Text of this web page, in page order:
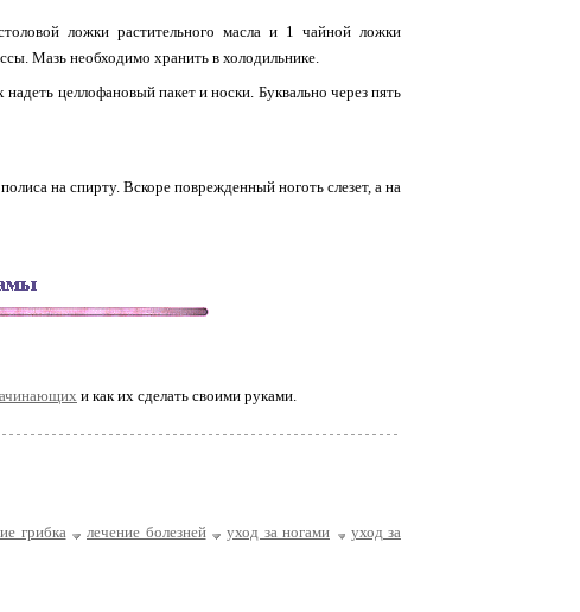
ложки растительного масла и 1 чайной ложки
Мазь необходимо хранить в холодильнике.
целлофановый пакет и носки. Буквально через пять
на спирту. Вскоре поврежденный ноготь слезет, а на
и как их сделать своими руками.
грибка лечение болезней уход за ногами
уход за